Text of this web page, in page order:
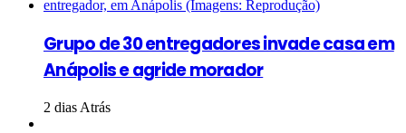
Grupo de 30 entregadores invade casa em
Anápolis e agride morador
2 dias Atrás